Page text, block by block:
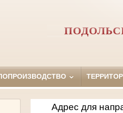
Адрес для